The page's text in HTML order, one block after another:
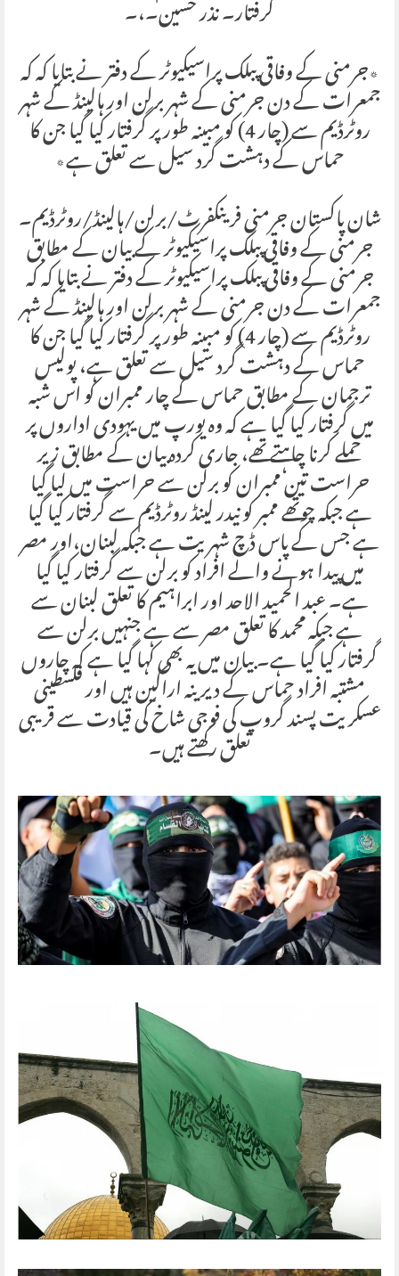
گرفتار۔ نذر حسین۔،۔
٭جرمنی کے وفاقی پبلک پراسیکیوٹر کے دفتر نے بتایا کہ کہ
جمعرات کے دن جرمنی کے شہر برلن اور ہالینڈ کے شہر
روٹرڈیم سے (چار 4) کو مبینہ طور پر گرفتار کیا گیا جن کا
حماس کے دہشت گرد سیل سے تعلق ہے٭
شان پاکستان جرمنی فرینکفرٹ/برلن/ہالینڈ/روٹرڈیم۔
جرمنی کے وفاقی پبلک پراسیکیوٹر کے بیان کے مطابق
جرمنی کے وفاقی پبلک پراسیکیوٹر کے دفتر نے بتایا کہ کہ
جمعرات کے دن جرمنی کے شہر برلن اور ہالینڈ کے شہر
روٹرڈیم سے (چار 4) کو مبینہ طور پر گرفتار کیا گیا جن کا
حماس کے دہشت گرد سیل سے تعلق ہے، پولیس
ترجمان کے مطابق حماس کے چار ممبران کو اس شبہ
میں گرفتار کیا گیا ہے کہ وہ یورپ میں یہودی اداروں پر
حملے کرنا چاہتے تھے، جاری کردہ بیان کے مطابق زیر
حراست تین ممبران کو برلن سے حراست میں لیا گیا
ہے جبکہ چوتھے ممبر کو نیدر لینڈ روٹرڈیم سے گرفتار کیا گیا
ہے جس کے پاس ڈچ شہریت ہے جبکہ لبنان،اور مصر
میں پیدا ہونے والے افراد کو برلن سے گرفتار کیا گیا
ہے۔ عبد الحمید الاحد اور ابراہیم کا تعلق لبنان سے
ہے جبکہ محمد کا تعلق مصر سے ہے جنہیں برلن سے
گرفتار کیا گیا ہے۔ بیان میں یہ بھی کہا گیا ہے کہ چاروں
مشتبہ افراد حماس کے دیرینہ اراکین ہیں اور فلسطینی
عسکریت پسند گروپ کی فوجی شاخ کی قیادت سے قریبی
تعلق رکھتے ہیں۔